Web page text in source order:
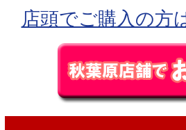
店頭でご購入の方